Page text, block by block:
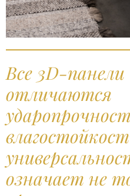
Все 3D-панели
отличаются
означает не